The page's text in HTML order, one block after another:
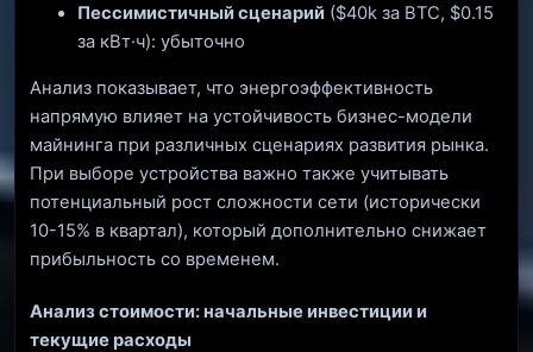
Пессимистичный сценарий ($40k за BTC, $0.15
за кВт·ч): убыточно
Анализ показывает, что энергоэффективность
напрямую влияет на устойчивость бизнес-модели
майнинга при различных сценариях развития рынка.
При выборе устройства важно также учитывать
потенциальный рост сложности сети (исторически
10-15% в квартал), который дополнительно снижает
прибыльность со временем.
Анализ стоимости: начальные инвестиции и
текущие расходы